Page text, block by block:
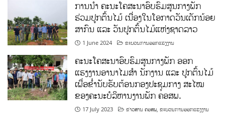
ການນໍາ ຄະນະໂຄສະນາອົບຮົມສູນກາງພັກ
ຮ່ວມປູກຕົ້ນໄມ້ ເນື່ອງໃນໂອກາດວັນເດັກນ້ອຍ
ສາກົນ ແລະ ວັນປູກຕົ້ນໄມ້ແຫ່ງຊາດລາວ
1 June 2024 ຂະບວນການອອກແຮງງານ
ຄະນະໂຄສະນາອົບຮົມສູນກາງພັກ ອອກ
ແຮງງານອານາໄມສໍາ ນັກງານ ແລະ ປູກຕົ້ນໄມ້
ເພື່ອຂໍ່ານັບຮັບຕ້ອນກອງປະຊຸມກາງ ສະໄໝ
ຂອງຄະນະບໍລິຫານງານພັກ ຄອສພ.
17 July 2023 ຂ່າວສານ ຄອສພ,ຂະບວນການອອກແຮງງານ